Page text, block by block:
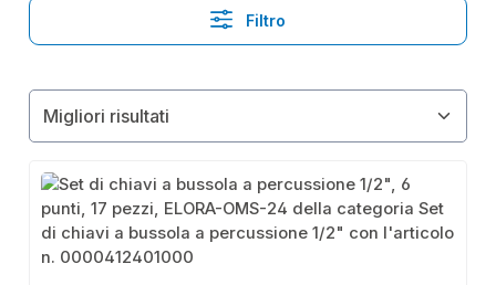
Filtro